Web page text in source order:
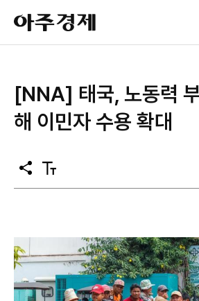
아
주
경
[NNA] 태국, 노동력
해 이민자 수용 확대
공
유
텍
스